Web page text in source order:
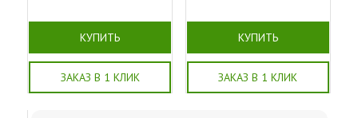
КУПИТЬ
ЗАКАЗ В 1 КЛИК
КУПИТЬ
ЗАКАЗ В 1 КЛИК